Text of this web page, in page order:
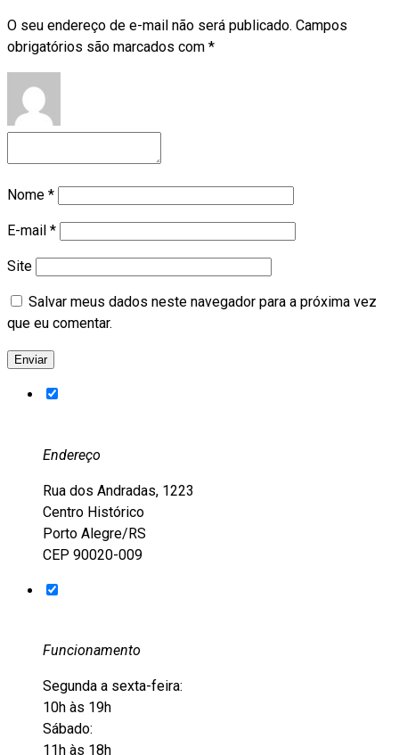
O seu endereço de e-mail não será publicado. Campos
obrigatórios são marcados com *
Nome *
E-mail *
Site
Salvar meus dados neste navegador para a próxima vez
que eu comentar.
Endereço
Rua dos Andradas, 1223
Centro Histórico
Porto Alegre/RS
CEP 90020-009
Funcionamento
Segunda a sexta-feira:
10h às 19h
Sábado:
11h às 18h